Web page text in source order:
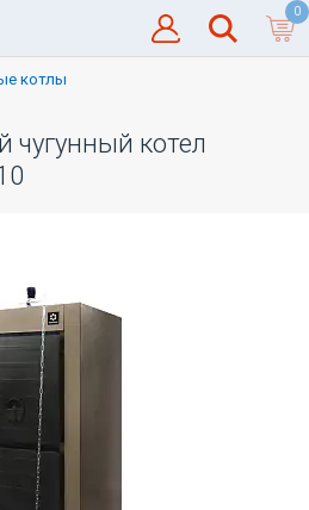
0
котлы
чугунный котел